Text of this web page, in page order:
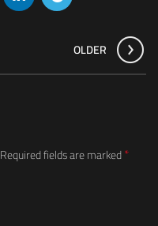
OLDER
Required fields are marked*